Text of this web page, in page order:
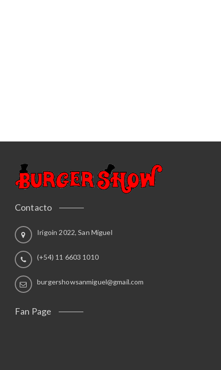
Contacto
Irigoin 2022, San Miguel
(+54) 11 6603 1010
burgershowsanmiguel@gmail.com
Fan Page